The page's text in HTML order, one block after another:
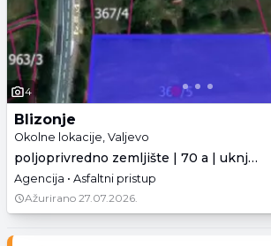
4
Blizonje
Okolne lokacije, Valjevo
poljoprivredno zemljište | 70 a | uknjiženo
Agencija • Asfaltni pristup
Ažurirano 27.07.2026.